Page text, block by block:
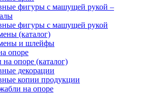
фигуры с машущей рукой –
фигуры с машущей рукой
(каталог)
и шлейфы
опоре
опоре (каталог)
декорации
копии продукции
на опоре